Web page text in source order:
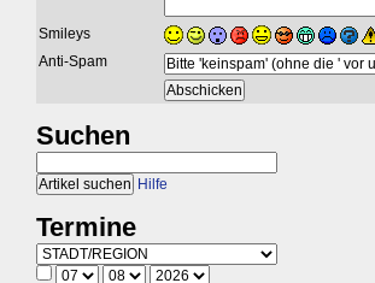
Smileys
Anti-Spam
Suchen
Hilfe
Termine